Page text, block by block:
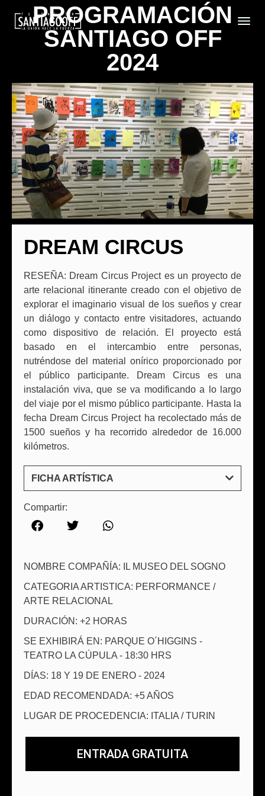
PROGRAMACIÓN
SANTIAGO OFF
2024
DREAM CIRCUS
RESEÑA: Dream Circus Project es un proyecto de
arte relacional itinerante creado con el objetivo de
explorar el imaginario visual de los sueños y crear
un diálogo y contacto entre visitadores, actuando
como dispositivo de relación. El proyecto está
basado en el intercambio entre personas,
nutréndose del material onírico proporcionado por
el público participante. Dream Circus es una
instalación viva, que se va modificando a lo largo
del viaje por el mismo público participante. Hasta la
fecha Dream Circus Project ha recolectado más de
1500 sueños y ha recorrido alrededor de 16.000
kilómetros.
FICHA ARTÍSTICA
Compartir:
NOMBRE COMPAÑÍA: IL MUSEO DEL SOGNO
CATEGORIA ARTISTICA: PERFORMANCE /
ARTE RELACIONAL
DURACIÓN: +2 HORAS
SE EXHIBIRÁ EN: PARQUE O´HIGGINS -
TEATRO LA CÚPULA - 18:30 HRS
DÍAS: 18 Y 19 DE ENERO - 2024
EDAD RECOMENDADA: +5 AÑOS
LUGAR DE PROCEDENCIA: ITALIA / TURIN
ENTRADA GRATUITA